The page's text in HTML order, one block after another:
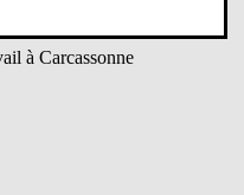
à Carcassonne